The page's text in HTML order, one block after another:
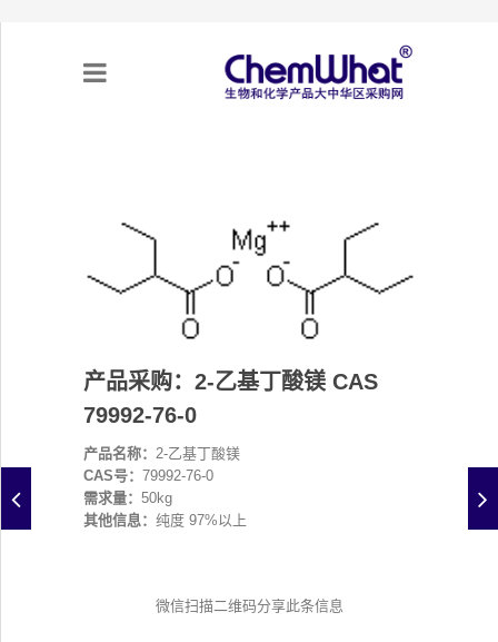
专题采购
采购流程
不可靠实体清单（UEL）
产品采购：2-乙基丁酸镁 CAS
79992-76-0
产品名称： 2-乙基丁酸镁
CAS号： 79992-76-0
需求量： 50kg
其他信息： 纯度 97%以上
微信扫描二维码分享此条信息